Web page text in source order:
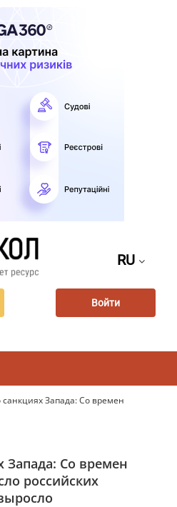
RU
Войти
санкциях Запада: Со времен
Запада: Со времен
российских